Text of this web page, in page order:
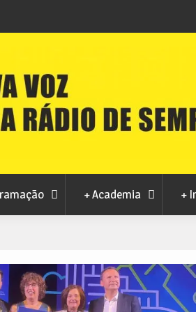
três títulos europeus de Brazilian
+ Academia +